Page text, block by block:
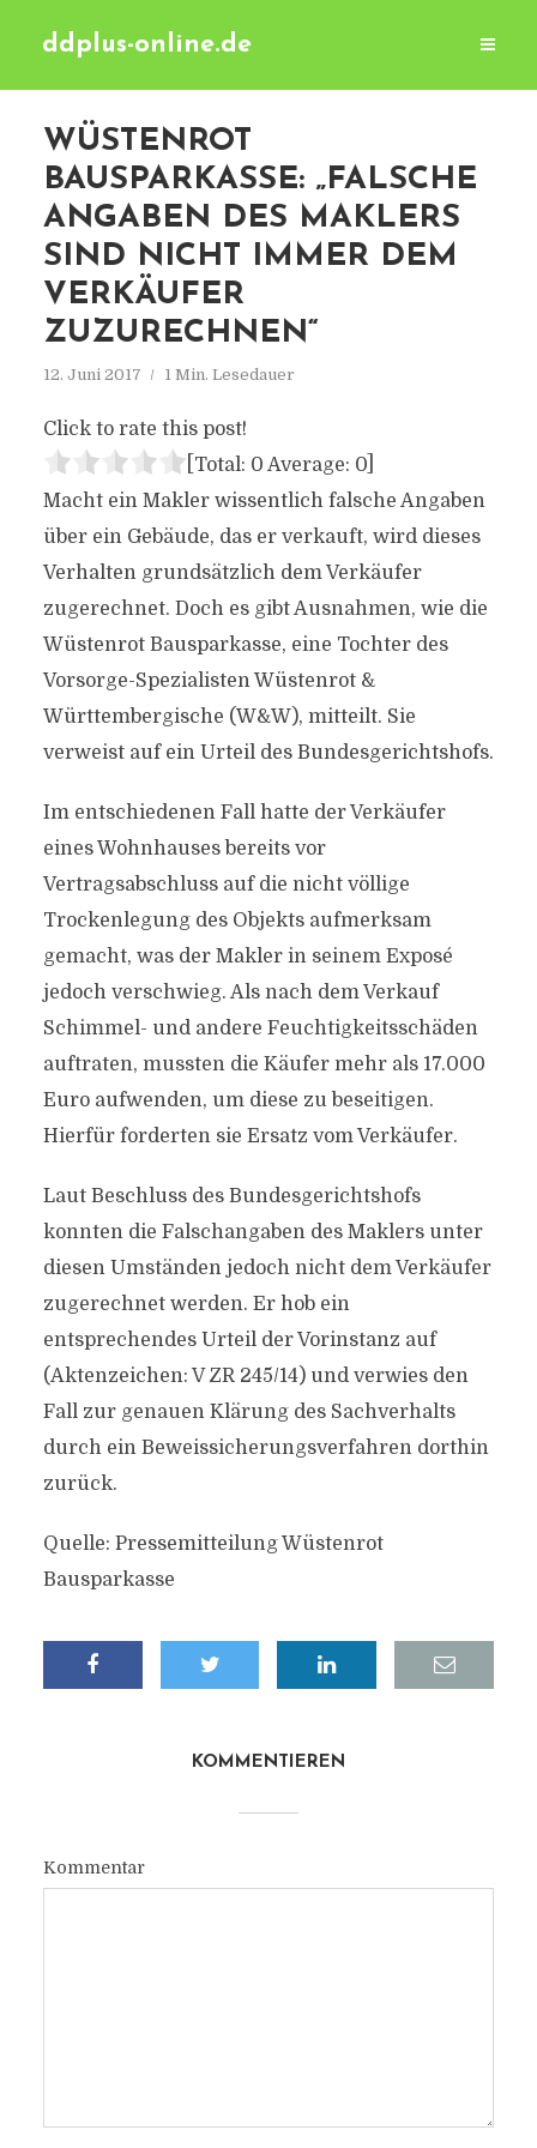
ddplus-online.de
WÜSTENROT
BAUSPARKASSE: „FALSCHE
ANGABEN DES MAKLERS
SIND NICHT IMMER DEM
VERKÄUFER
ZUZURECHNEN“
12. Juni 2017 1 Min. Lesedauer
Click to rate this post!
[Total: 0 Average: 0]
Macht ein Makler wissentlich falsche Angaben
über ein Gebäude, das er verkauft, wird dieses
Verhalten grundsätzlich dem Verkäufer
zugerechnet. Doch es gibt Ausnahmen, wie die
Wüstenrot Bausparkasse, eine Tochter des
Vorsorge-Spezialisten Wüstenrot &
Württembergische (W&W), mitteilt. Sie
verweist auf ein Urteil des Bundesgerichtshofs.
Im entschiedenen Fall hatte der Verkäufer
eines Wohnhauses bereits vor
Vertragsabschluss auf die nicht völlige
Trockenlegung des Objekts aufmerksam
gemacht, was der Makler in seinem Exposé
jedoch verschwieg. Als nach dem Verkauf
Schimmel- und andere Feuchtigkeitsschäden
auftraten, mussten die Käufer mehr als 17.000
Euro aufwenden, um diese zu beseitigen.
Hierfür forderten sie Ersatz vom Verkäufer.
Laut Beschluss des Bundesgerichtshofs
konnten die Falschangaben des Maklers unter
diesen Umständen jedoch nicht dem Verkäufer
zugerechnet werden. Er hob ein
entsprechendes Urteil der Vorinstanz auf
(Aktenzeichen: V ZR 245/14) und verwies den
Fall zur genauen Klärung des Sachverhalts
durch ein Beweissicherungsverfahren dorthin
zurück.
Quelle: Pressemitteilung Wüstenrot
Bausparkasse
KOMMENTIEREN
Kommentar